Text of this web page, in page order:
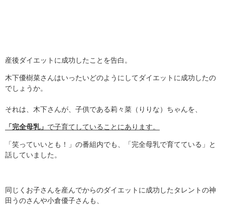
産後ダイエットに成功したことを告白。
木下優樹菜さんはいったいどのようにしてダイエットに成功したの
でしょうか。
それは、木下さんが、子供である莉々菜（りりな）ちゃんを、
「完全母乳」 で子育てしていることにあります。
「笑っていいとも！」の番組内でも、「完全母乳で育てている」と
話していました。
同じくお子さんを産んでからのダイエットに成功したタレントの神
田うのさんや小倉優子さんも、